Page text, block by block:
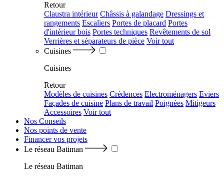
Retour
Claustra intérieur Châssis à galandage Dressings et
rangements Escaliers Portes de placard Portes
d'intérieur bois Portes techniques Revêtements de sol
Verrières et séparateurs de pièce Voir tout
Cuisines
Cuisines
Retour
Modèles de cuisines Crédences Electroménagers Eviers
Façades de cuisine Plans de travail Poignées Mitigeurs
Accessoires Voir tout
Nos Conseils
Nos points de vente
Financer vos projets
Le réseau Batiman
Le réseau Batiman